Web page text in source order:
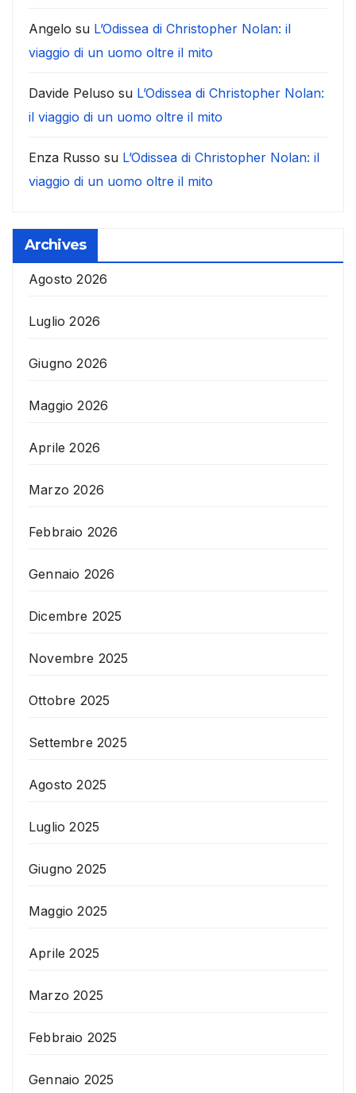
Angelo su L’Odissea di Christopher Nolan: il
viaggio di un uomo oltre il mito
Davide Peluso su L’Odissea di Christopher Nolan:
il viaggio di un uomo oltre il mito
Enza Russo su L’Odissea di Christopher Nolan: il
viaggio di un uomo oltre il mito
Archives
Agosto 2026
Luglio 2026
Giugno 2026
Maggio 2026
Aprile 2026
Marzo 2026
Febbraio 2026
Gennaio 2026
Dicembre 2025
Novembre 2025
Ottobre 2025
Settembre 2025
Agosto 2025
Luglio 2025
Giugno 2025
Maggio 2025
Aprile 2025
Marzo 2025
Febbraio 2025
Gennaio 2025